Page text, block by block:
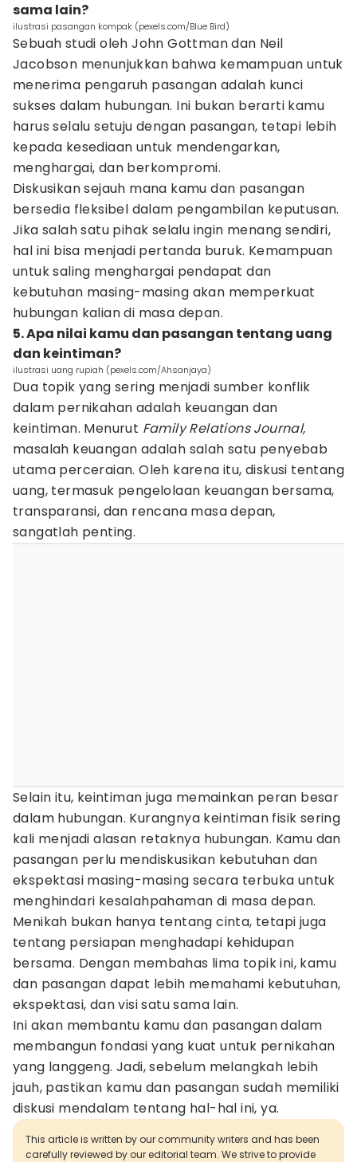
sama lain?
ilustrasi pasangan kompak (pexels.com/Blue Bird)
Sebuah studi oleh John Gottman dan Neil
Jacobson menunjukkan bahwa kemampuan untuk
menerima pengaruh pasangan adalah kunci
sukses dalam hubungan. Ini bukan berarti kamu
harus selalu setuju dengan pasangan, tetapi lebih
kepada kesediaan untuk mendengarkan,
menghargai, dan berkompromi.
Diskusikan sejauh mana kamu dan pasangan
bersedia fleksibel dalam pengambilan keputusan.
Jika salah satu pihak selalu ingin menang sendiri,
hal ini bisa menjadi pertanda buruk. Kemampuan
untuk saling menghargai pendapat dan
kebutuhan masing-masing akan memperkuat
hubungan kalian di masa depan.
5. Apa nilai kamu dan pasangan tentang uang
dan keintiman?
ilustrasi uang rupiah (pexels.com/Ahsanjaya)
Dua topik yang sering menjadi sumber konflik
dalam pernikahan adalah keuangan dan
keintiman. Menurut Family Relations Journal,
masalah keuangan adalah salah satu penyebab
utama perceraian. Oleh karena itu, diskusi tentang
uang, termasuk pengelolaan keuangan bersama,
transparansi, dan rencana masa depan,
sangatlah penting.
Selain itu, keintiman juga memainkan peran besar
dalam hubungan. Kurangnya keintiman fisik sering
kali menjadi alasan retaknya hubungan. Kamu dan
pasangan perlu mendiskusikan kebutuhan dan
ekspektasi masing-masing secara terbuka untuk
menghindari kesalahpahaman di masa depan.
Menikah bukan hanya tentang cinta, tetapi juga
tentang persiapan menghadapi kehidupan
bersama. Dengan membahas lima topik ini, kamu
dan pasangan dapat lebih memahami kebutuhan,
ekspektasi, dan visi satu sama lain.
Ini akan membantu kamu dan pasangan dalam
membangun fondasi yang kuat untuk pernikahan
yang langgeng. Jadi, sebelum melangkah lebih
jauh, pastikan kamu dan pasangan sudah memiliki
diskusi mendalam tentang hal-hal ini, ya.
This article is written by our community writers and has been
carefully reviewed by our editorial team. We strive to provide